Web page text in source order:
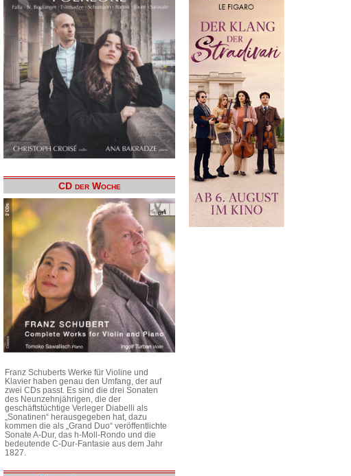
CD der Woche
Franz Schuberts Werke für Violine und
Klavier haben genau den Umfang, der auf
zwei CDs passt. Es sind die drei Sonaten
des Neunzehnjährigen, die der
geschäftstüchtige Verleger Diabelli als
„Sonatinen“ herausgegeben hat, dazu
kommen die als „Grand Duo“ veröffentlichte
Sonate A-Dur, das h-Moll-Rondo und die
bedeutende C-Dur-Fantasie aus dem Jahr
1827.